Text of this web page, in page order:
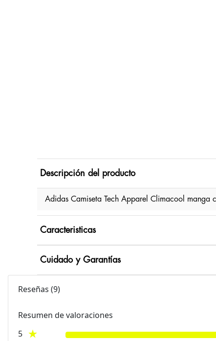
Descripción del producto
Adidas Camiseta Tech Apparel Climacool manga
Caracteristicas
Cuidado y Garantías
Reseñas (9)
Resumen de valoraciones
5